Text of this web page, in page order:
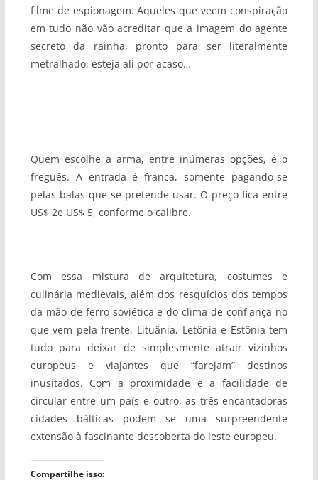
filme de espionagem. Aqueles que veem conspiração
em tudo não vão acreditar que a imagem do agente
secreto da rainha, pronto para ser literalmente
metralhado, esteja ali por acaso…
Quem escolhe a arma, entre inúmeras opções, é o
freguês. A entrada é franca, somente pagando-se
pelas balas que se pretende usar. O preço fica entre
US$ 2e US$ 5, conforme o calibre.
Com essa mistura de arquitetura, costumes e
culinária medievais, além dos resquícios dos tempos
da mão de ferro soviética e do clima de confiança no
que vem pela frente, Lituânia, Letônia e Estônia tem
tudo para deixar de simplesmente atrair vizinhos
europeus e viajantes que “farejam” destinos
inusitados. Com a proximidade e a facilidade de
circular entre um país e outro, as três encantadoras
cidades bálticas podem se uma surpreendente
extensão à fascinante descoberta do leste europeu.
Compartilhe isso: